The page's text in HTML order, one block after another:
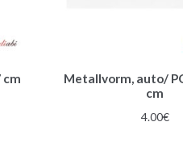
cm
Metallvorm, auto/
cm
4.00€